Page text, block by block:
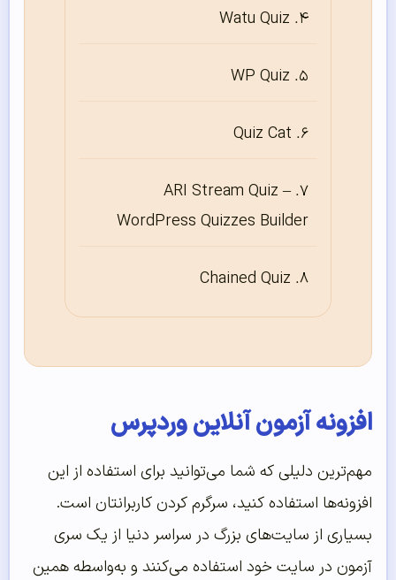
Watu Quiz
WP Quiz
Quiz Cat
ARI Stream Quiz –
WordPress Quizzes Builder
Chained Quiz
افزونه آزمون آنلاین وردپرس
مهم‌ترین دلیلی که شما می‌توانید برای استفاده از این
افزونه‌ها استفاده کنید، سرگرم کردن کاربرانتان است.
بسیاری از سایت‌های بزرگ در سراسر دنیا از یک سری
آزمون در سایت خود استفاده می‌کنند و به‌واسطه همین